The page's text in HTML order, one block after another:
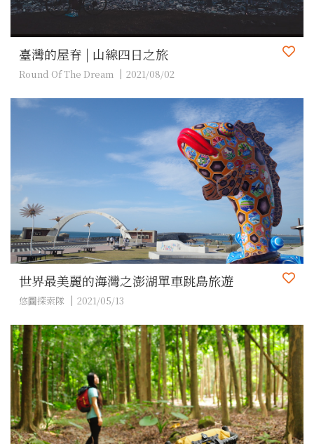
臺灣的屋脊 | 山線四日之旅
Round Of The Dream 2021/08/02
世界最美麗的海灣之澎湖單車跳島旅遊
悠圖探索隊 2021/05/13